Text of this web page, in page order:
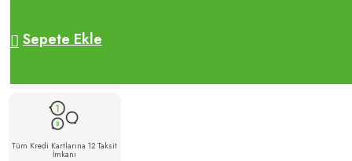
Sepete Ekle
Tüm Kredi Kartlarına 12 Taksit
İmkanı